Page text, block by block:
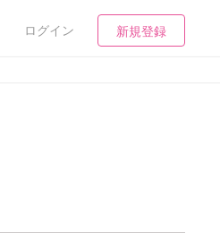
ログイン 新規登録